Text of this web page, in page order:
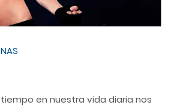
en nuestra vida diaria nos